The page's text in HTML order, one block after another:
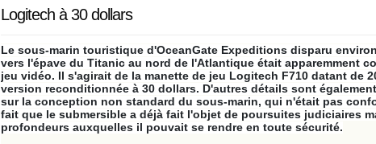
Logitech à 30 dollars
Le sous-marin touristique d'OceanGate Expeditions disparu
vers l'épave du Titanic au nord de l'Atlantique était apparemment
jeu vidéo. Il s'agirait de la manette de jeu Logitech F710 datant de
version reconditionnée à 30 dollars. D'autres détails sont
sur la conception non standard du sous-marin, qui n'était pas
fait que le submersible a déjà fait l'objet de poursuites judiciaires
profondeurs auxquelles il pouvait se rendre en toute sécurité.